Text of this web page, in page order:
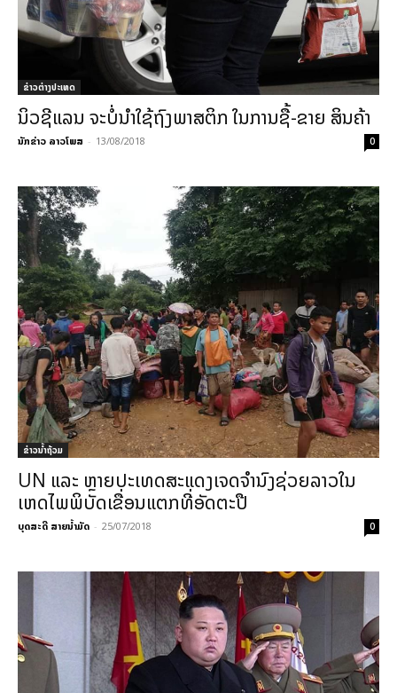
ຂ່າວຕ່າງປະເທດ
ນິວຊີແລນ ຈະບໍ່ນຳໃຊ້ຖົງພາສຕິກ ໃນການຊື້-ຂາຍ ສິນຄ້າ
ນັກຂ່າວ ລາວໂພສ - 13/08/2018 0
ຂ່າວນໍ້າຖ້ວມ
UN ແລະ ຫຼາຍປະເທດສະແດງເຈດຈຳນົງຊ່ວຍລາວໃນ
ເຫດໄພພິບັດເຂື່ອນແຕກທີ່ອັດຕະປື
ບຸດສະດີ ສາຍນ້ຳມັດ - 25/07/2018 0